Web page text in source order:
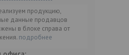
продукцию,
данные продавцов
в блоке справа от
подробнее